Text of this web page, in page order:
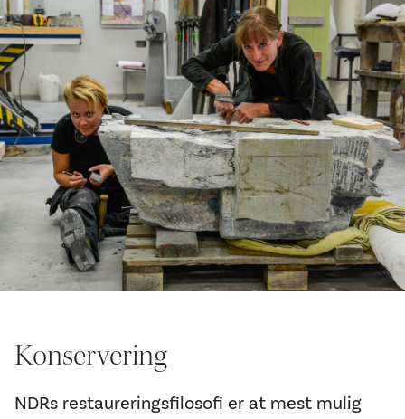
Konservering
NDRs restaureringsfilosofi er at mest mulig